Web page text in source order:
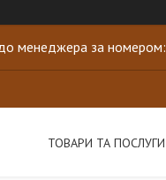
менеджера за номером:
ТОВАРИ ТА ПОСЛУГИ